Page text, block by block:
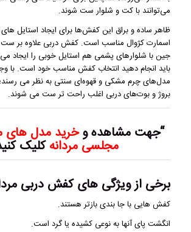
می‌توانند با کت و شلوار ست شوند.
ظاهر ساده و براق این کفش‌ها برای ایجاد استایل
اسمارت کژوال مناسب است. کفش دربی علاوه بر ست
جین با شلوارهای پشمی هم استایل خوبی را ایجاد می
باید انجام دهید انتخاب کفش مناسب خود است. با
مدل‌های چرم مشکی و قهوه‌ای سنتی به نظر می‌
بروژ و بوت‌های دربی اغلب راحت‌ تر ست می‌ شوند.
“جهت مشاهده وخرید مدل های
مجلسی مردانه کلیک
برخی از ویژگی های کفش دربی
کفش هایی با جا بندی بازتر هستند.
انگشت پای آنها به نوعی کشیده یا گرد است.